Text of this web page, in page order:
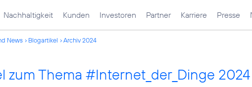
Nachhaltigkeit Kunden Investoren Partner Karriere Presse
News Blogartikel Archiv 2024
zum Thema #Internet_der_Dinge 2024